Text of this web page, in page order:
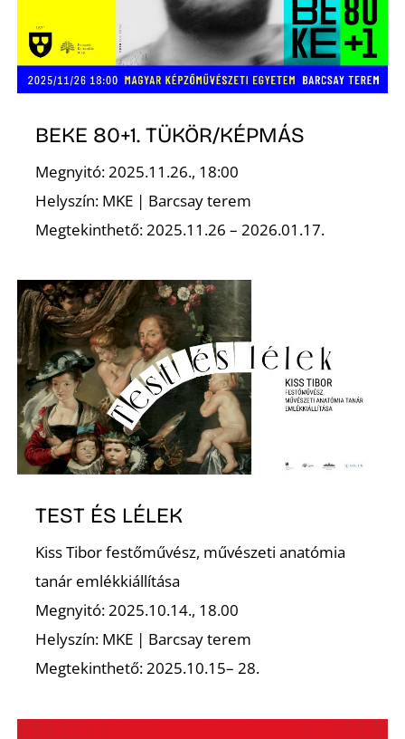
BEKE 80+1. TÜKÖR/KÉPMÁS
Megnyitó: 2025.11.26., 18:00
Helyszín: MKE | Barcsay terem
Megtekinthető: 2025.11.26 – 2026.01.17.
TEST ÉS LÉLEK
Kiss Tibor festőművész, művészeti anatómia
tanár emlékkiállítása
Megnyitó: 2025.10.14., 18.00
Helyszín: MKE | Barcsay terem
Megtekinthető: 2025.10.15– 28.